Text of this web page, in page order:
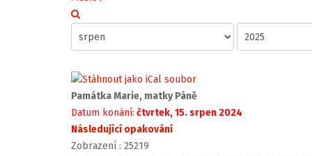
Památka Marie, matky Páně
Datum konání: čtvrtek, 15. srpen 2024
Následující opakování
Zobrazení : 25219